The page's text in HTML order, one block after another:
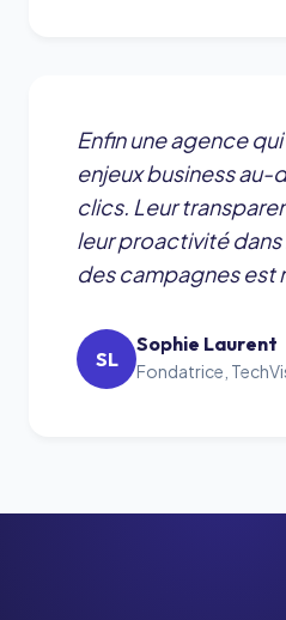
Enfin une agence
enjeux business au-
clics. Leur
leur proactivité
des campagnes est
SL
Sophie Laurent
Fondatrice,